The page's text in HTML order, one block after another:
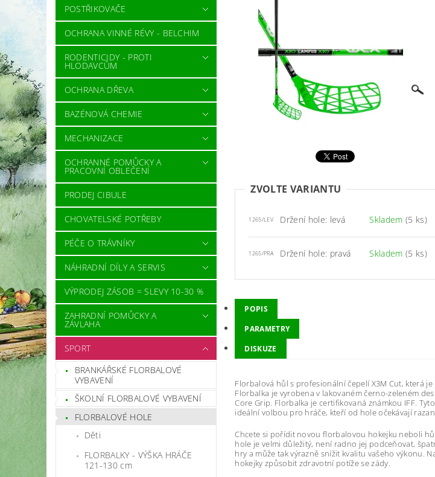
POSTŘIKOVAČE
OCHRANA VINNÉ RÉVY - BELCHIM
RODENTICIDY - PROTI
HLODAVCŮM
OCHRANA DŘEVA
BAZÉNOVÁ CHEMIE
MECHANIZACE
OCHRANNÉ POMŮCKY A
PRACOVNÍ OBLEČENÍ
PRODEJ CIBULE
CHOVATELSKÉ POTŘEBY
PÉČE O TRÁVNÍKY
NÁHRADNÍ DÍLY A SERVIS
VÝPRODEJ ZÁSOB = SLEVY 10-30 %
ZAHRADNÍ POMŮCKY A
ZÁVLAHA
SPORT
BRANKÁŘSKÉ FLORBALOVÉ
VYBAVENÍ
ŠKOLNÍ FLORBALOVÉ VYBAVENÍ
FLORBALOVÉ HOLE
Děti
FLORBALKY - VÝŠKA HRÁČE
121-130 cm
ZVOLTE VARIANTU
1265/LEV Držení hole: levá Skladem (5 ks)
1265/PRA Držení hole: pravá Skladem (5 ks)
POPIS
PARAMETRY
DISKUZE
Florbalová hůl s profesionální čepelí X3M Cut, která
Florbalka je vyrobena v lakovaném černo-zeleném
Core Grip. Florbalka je certifikovaná známkou IFF.
ideální volbou pro hráče, kteří od hole očekávají
Chcete si pořídit novou florbalovou hokejku neboli
hole je velmi důležitý, není radno jej podceňovat,
hry a může tak výrazně snížit kvalitu vašeho výkonu.
hokejky způsobit zdravotní potíže se zády.